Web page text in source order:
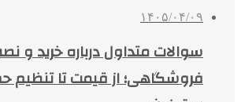
۱۴۰۵/۰۴/۰۹
سوالات متداول درباره خرید و
فروشگاهی؛ از قیمت تا